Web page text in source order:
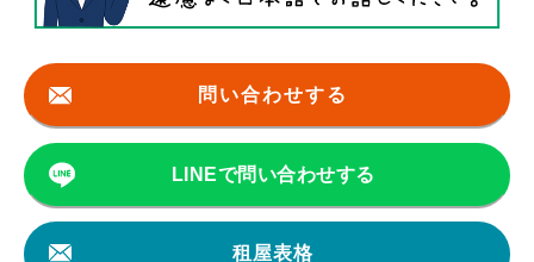
問い合わせする
LINEで問い合わせする
租屋表格